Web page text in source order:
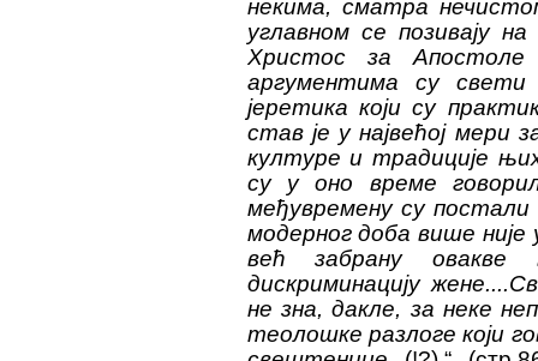
некима, сматра
углавном се позивају
Христос за
аргументима су свети
јеретика који су
став је у највећој мери
културе и традиције
су у оно време
међувремену су постали
модерног доба више
већ забрану овакве
дискриминацију
не зна, дакле, за неке
теолошке разлоге који